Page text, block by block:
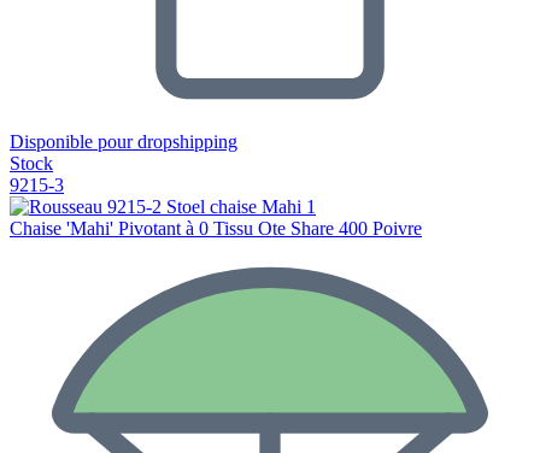
Disponible pour dropshipping
Stock
9215-3
Chaise 'Mahi' Pivotant à 0 Tissu Ote Share 400 Poivre